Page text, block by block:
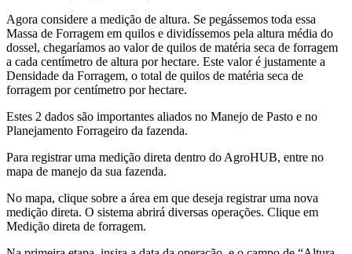
Agora considere a medição de altura. Se pegássemos toda essa
Massa de Forragem em quilos e dividíssemos pela altura média do
dossel, chegaríamos ao valor de quilos de matéria seca de forragem
a cada centímetro de altura por hectare. Este valor é justamente a
Densidade da Forragem, o total de quilos de matéria seca de
forragem por centímetro por hectare.
Estes 2 dados são importantes aliados no Manejo de Pasto e no
Planejamento Forrageiro da fazenda.
Para registrar uma medição direta dentro do AgroHUB, entre no
mapa de manejo da sua fazenda.
No mapa, clique sobre a área em que deseja registrar uma nova
medição direta. O sistema abrirá diversas operações. Clique em
Medição direta de forragem.